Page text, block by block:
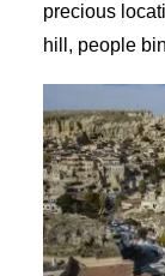
precious
hill, people